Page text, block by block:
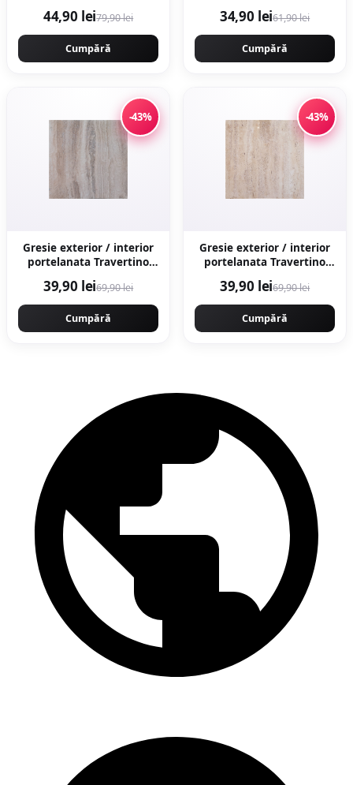
120 cm lucioasa
rectificata tip marmura
44,90 lei79,90 lei
Cumpără
ciment
34,90 lei61,90 lei
Cumpără
-43%
Gresie exterior / interior
portelanata Travertino
rectificata tip piatra
naturala
39,90 lei69,90 lei
Cumpără
-43%
Gresie exterior / interior
portelanata Travertino
lucioasa rectificata tip
piatra naturala
39,90 lei69,90 lei
Cumpără